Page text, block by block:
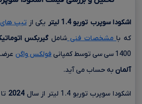
اشکودا سوپرب توربو1.4 لیتر یکی از تیپ های
که بامشخصات فنی شاملگیربکس
1400 سی سی
توسط کمپانی فولکس واگن
آلمان به حساب می آید.
اشکودا سوپرب توربو 1.4 لیتر از سال 2024